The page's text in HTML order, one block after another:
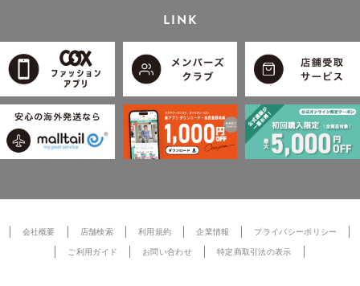
LINK
会社概要 店舗検索 利用規約 企業情報 プライバシーポリシー
ご利用ガイド お問い合わせ 特定商取引法の表示